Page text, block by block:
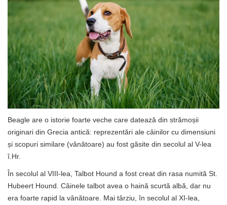
Beagle are o istorie foarte veche care datează din strămoșii
originari din Grecia antică: reprezentări ale câinilor cu dimensiuni
și scopuri similare (vânătoare) au fost găsite din secolul al V-lea
î.Hr.
În secolul al VIII-lea, Talbot Hound a fost creat din rasa numită St.
Hubeert Hound. Câinele talbot avea o haină scurtă albă, dar nu
era foarte rapid la vânătoare. Mai târziu, în secolul al XI-lea,